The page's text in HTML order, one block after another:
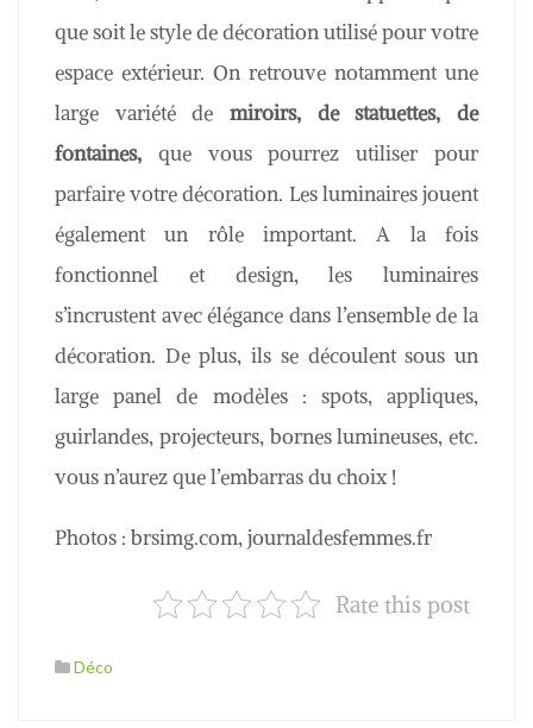
que soit le style de décoration utilisé pour votre
espace extérieur. On retrouve notamment une
large variété de miroirs, de statuettes, de
fontaines, que vous pourrez utiliser pour
parfaire votre décoration. Les luminaires jouent
également un rôle important. A la fois
fonctionnel et design, les luminaires
s’incrustent avec élégance dans l’ensemble de la
décoration. De plus, ils se découlent sous un
large panel de modèles : spots, appliques,
guirlandes, projecteurs, bornes lumineuses, etc.
vous n’aurez que l’embarras du choix !
Photos : brsimg.com, journaldesfemmes.fr
Rate this post
Déco